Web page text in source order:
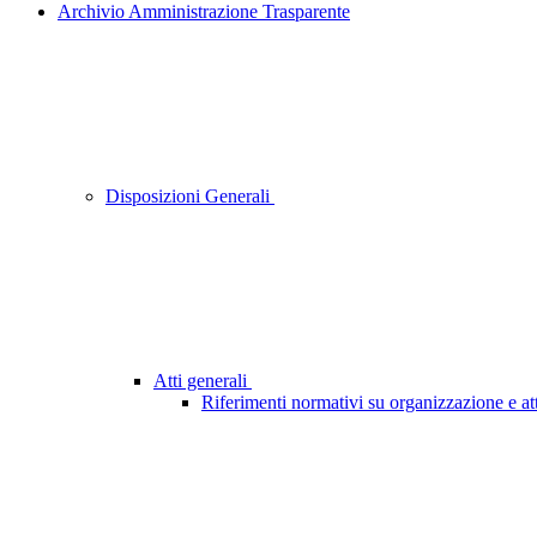
Archivio Amministrazione Trasparente
Disposizioni Generali
Atti generali
Riferimenti normativi su organizzazione e